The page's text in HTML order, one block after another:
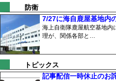
防衛
7/27に海自鹿屋基地内
海上自衛隊鹿屋航空基地内
理が、関係各部と…
トピックス
記事配信一時休止のお